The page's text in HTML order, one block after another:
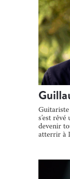
Guitariste
s’est
devenir
atterrir à